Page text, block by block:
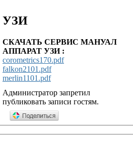
УЗИ
СКАЧАТЬ СЕРВИС МАНУАЛ
АППАРАТ УЗИ :
corometrics170.pdf
falkon2101.pdf
merlin1101.pdf
Администратор запретил
публиковать записи гостям.